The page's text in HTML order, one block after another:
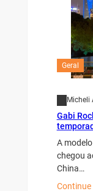
Geral
Micheli
Gabi
A
chegou
China…